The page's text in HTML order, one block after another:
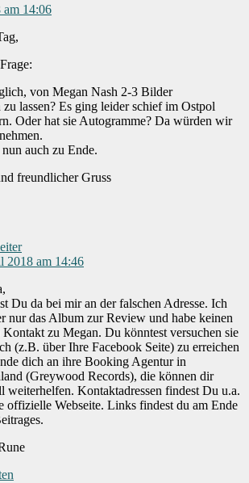
14:06
von Megan Nash 2-3 Bilder
zu lassen? Es ging leider schief im Ostpol
Oder hat sie Autogramme? Da würden wir
auch zu Ende.
freundlicher Gruss
2018 am 14:46
Du da bei mir an der falschen Adresse. Ich
nur das Album zur Review und habe keinen
Kontakt zu Megan. Du könntest versuchen sie
(z.B. über Ihre Facebook Seite) zu erreichen
dich an ihre Booking Agentur in
(Greywood Records), die können dir
weiterhelfen. Kontaktadressen findest Du u.a.
offizielle Webseite. Links findest du am Ende